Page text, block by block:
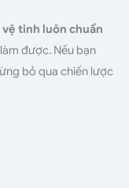
tinh luôn chuẩn
được. Nếu bạn
bỏ qua chiến lược